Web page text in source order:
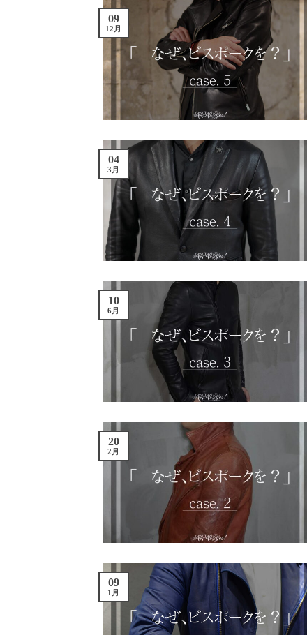
09
12月
04
3月
10
6月
20
2月
09
1月